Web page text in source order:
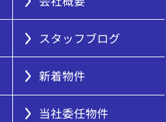
スタッフブログ
新着物件
当社委任物件